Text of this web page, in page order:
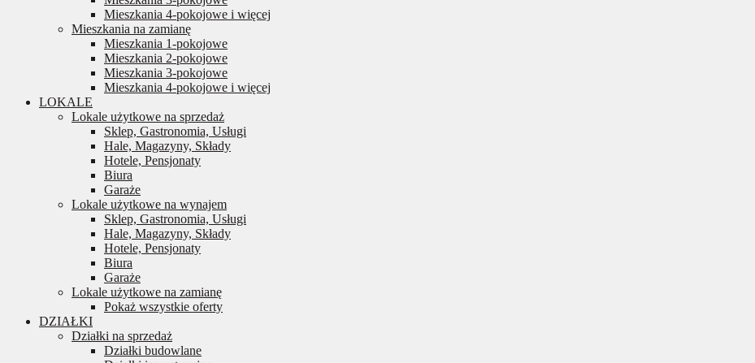
Mieszkania 4-pokojowe i więcej
Mieszkania na zamianę
Mieszkania 1-pokojowe
Mieszkania 2-pokojowe
Mieszkania 3-pokojowe
Mieszkania 4-pokojowe i więcej
LOKALE
Lokale użytkowe na sprzedaż
Sklep, Gastronomia, Usługi
Hale, Magazyny, Składy
Hotele, Pensjonaty
Biura
Garaże
Lokale użytkowe na wynajem
Sklep, Gastronomia, Usługi
Hale, Magazyny, Składy
Hotele, Pensjonaty
Biura
Garaże
Lokale użytkowe na zamianę
Pokaż wszystkie oferty
DZIAŁKI
Działki na sprzedaż
Działki budowlane